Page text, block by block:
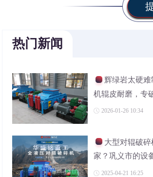
热门新闻
辉绿岩太硬
机辊皮耐磨，专
2026-01-26 10:34
大型对辊破
家？巩义市的设
2025-04-21 16:25